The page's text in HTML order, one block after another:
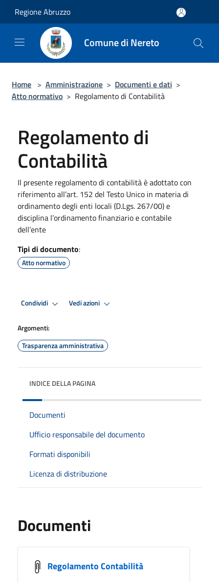
Regione Abruzzo
Comune di Nereto
Home > Amministrazione > Documenti e dati >
Atto normativo > Regolamento di Contabilità
Regolamento di
Contabilità
Il presente regolamento di contabilità è adottato con
riferimento all’art. 152 del Testo Unico in materia di
ordinamento degli enti locali (D.Lgs. 267/00) e
disciplina l’ordinamento finanziario e contabile
dell’ente
Tipi di documento:
Atto normativo
Condividi Vedi azioni
Argomenti:
Trasparenza amministrativa
INDICE DELLA PAGINA
Documenti
Ufficio responsabile del documento
Formati disponibili
Licenza di distribuzione
Documenti
Regolamento Contabilità